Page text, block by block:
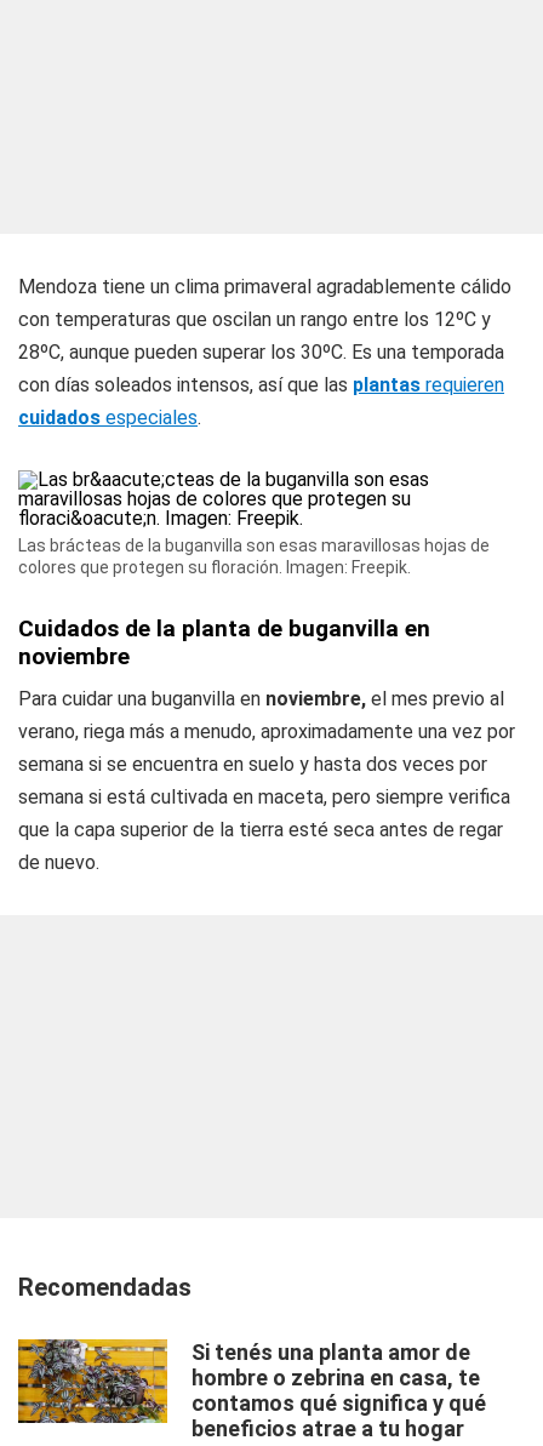
Mendoza tiene un clima primaveral agradablemente cálido
con temperaturas que oscilan un rango entre los 12ºC y
28ºC, aunque pueden superar los 30ºC. Es una temporada
con días soleados intensos, así que las plantas requieren
cuidados especiales.
Las brácteas de la buganvilla son esas maravillosas hojas de
colores que protegen su floración. Imagen: Freepik.
Cuidados de la planta de buganvilla en
noviembre
Para cuidar una buganvilla en noviembre, el mes previo al
verano, riega más a menudo, aproximadamente una vez por
semana si se encuentra en suelo y hasta dos veces por
semana si está cultivada en maceta, pero siempre verifica
que la capa superior de la tierra esté seca antes de regar
de nuevo.
Recomendadas
Si tenés una planta amor de
hombre o zebrina en casa, te
contamos qué significa y qué
beneficios atrae a tu hogar